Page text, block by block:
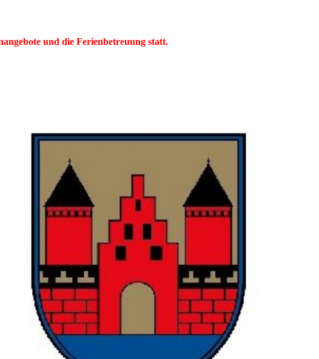
und die Ferienbetreuung statt.